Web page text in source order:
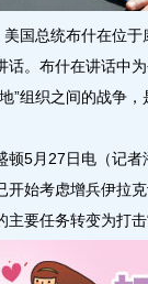
总统布什在位于
话。布什在讲话中
”组织之间的战争
5月27日电（记者
开始考虑增兵伊拉
主要任务转变为打